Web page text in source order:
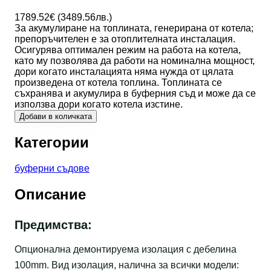
1789.52€ (3489.56лв.)
За акумулиране на топлината, генерирана от котела;
препоръчителен е за отоплителната инсталация.
Осигурява оптимален режим на работа на котела,
като му позволява да работи на номинална мощност,
дори когато инсталацията няма нужда от цялата
произведена от котела топлина. Топлината се
съхранява и акумулира в буферния съд и може да се
използва дори когато котела изстине.
Добави в количката
Категории
буферни съдове
Описание
Предимства:
Опционална демонтируема изолация с дебелина
100mm. Вид изолация, налична за всички модели: